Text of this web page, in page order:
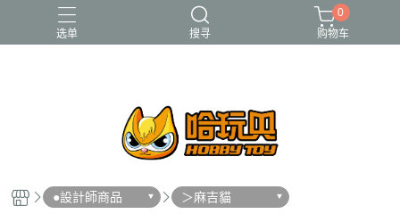
选单 搜寻
RE-MENT 中古二手品
庫柏力克Be@rbrick
0
购物车
●設計師商品 ＞麻吉貓